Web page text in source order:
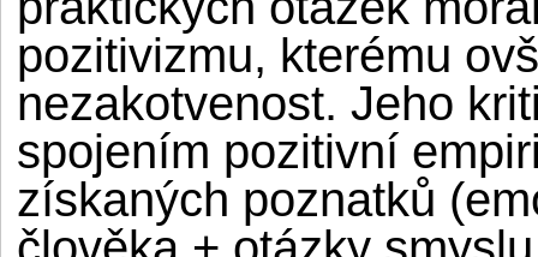
pozitivizmu, kterému
nezakotvenost. Jeho
spojením pozitivní
získaných poznatků